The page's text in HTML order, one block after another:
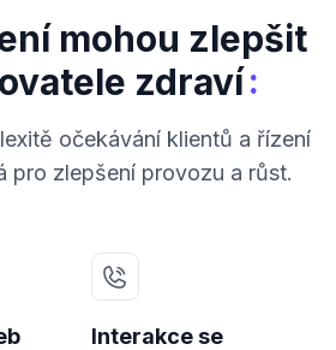
mohou zlepšit
zdraví:
očekávání klientů a řízení
pro zlepšení provozu a růst.
Interakce se